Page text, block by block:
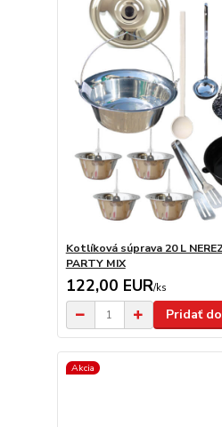
Kotlíková súprava 20 L
PARTY MIX
122,00 EUR/ks
Pridať
Akcia